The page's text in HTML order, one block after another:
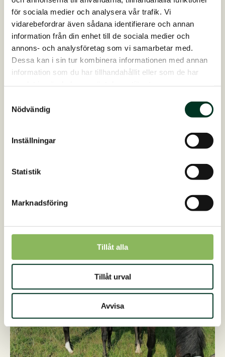
för sociala medier och analysera vår trafik. Vi
vidarebefordrar även sådana identifierare och annan
information från din enhet till de sociala medier och
annons- och analysföretag som vi samarbetar med.
Dessa kan i sin tur kombinera informationen med annan
information som du har tillhandahållit eller som de har
Nödvändig
Inställningar
Statistik
Marknadsföring
Tillåt alla
Tillåt urval
Avvisa
är född 2017, är en lättfödd häst som generellt…
Från kliande och mjäll, till skinande man
och svans!
16. mars 2026
En ungersk varmblodsvalack har under ett par
veckor kliat sin man och svans en hel del, och efter
kontakt med våra rådgivare rekommenderades det att
prova NeemOil Shampoo från vår…